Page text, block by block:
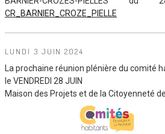
CR_BARNIER_CROZE_PIELLE
LUNDI 3 JUIN 2024
La prochaine réunion plénière du comité
le VENDREDI 28 JUIN
Maison des Projets et de la Citoyenneté